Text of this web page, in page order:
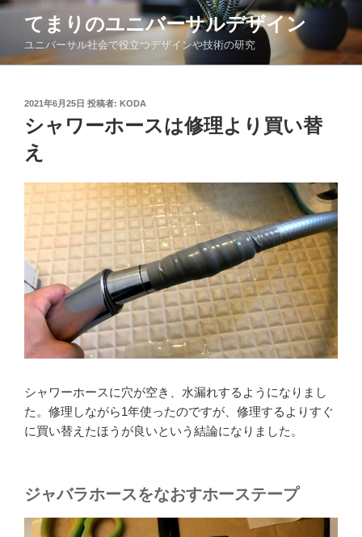
コ
ン
てまりのユニバーサルデザイン
ユニバーサル社会で役立つデザインや技術の研究
投
稿
日:
2021年6月25日 投稿者: KODA
シャワーホースは修理より買い替
え
シャワーホースに穴が空き、水漏れするようになりまし
た。修理しながら1年使ったのですが、修理するよりすぐ
に買い替えたほうが良いという結論になりました。
ジャバラホースをなおすホーステープ